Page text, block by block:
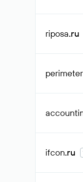
riposa.ru
ifcon.ru